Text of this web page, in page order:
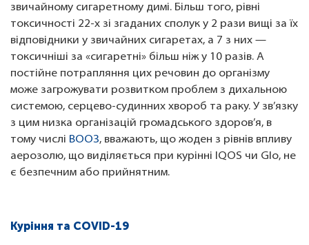
звичайному сигаретному димі. Більш того, рівні
токсичності 22-х зі згаданих сполук у 2 рази вищі за їх
відповідники у звичайних сигаретах, а 7 з них —
токсичніші за «сигаретні» більш ніж у 10 разів. А
постійне потрапляння цих речовин до організму
може загрожувати розвитком проблем з дихальною
системою, серцево-судинних хвороб та раку. У зв’язку
з цим низка організацій громадського здоров’я, в
тому числі ВООЗ, вважають, що жоден з рівнів впливу
аерозолю, що виділяється при курінні IQOS чи Glo, не
є безпечним або прийнятним.
Куріння та COVID-19